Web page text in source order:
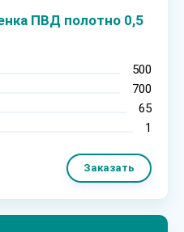
ПВД полотно 0,5
500
700
65
1
Заказать